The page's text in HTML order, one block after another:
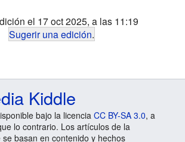
el 17 oct 2025, a las 11:19
Sugerir una edición.
Kiddle
bajo la licencia CC BY-SA 3.0, a
lo contrario. Los artículos de la
basan en contenido y hechos